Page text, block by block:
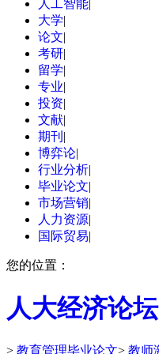
人工智能|
大学|
论文|
考研|
留学|
专业|
投资|
文献|
期刊 |
博弈论|
行业分析|
毕业论文|
市场营销|
人力资源|
国际贸易|
您的位置：
人大经济论坛
> 教育管理毕业论文> 教师